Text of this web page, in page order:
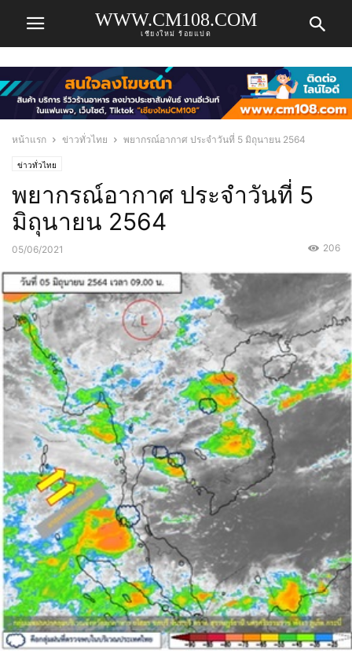
WWW.CM108.COM
เชียงใหม่ ร้อยแปด
หน้าแรก ข่าวทั่วไทย พยากรณ์อากาศ ประจำวันที่ 5 มิถุนายน 2564
ข่าวทั่วไทย
พยากรณ์อากาศ ประจำวันที่ 5
มิถุนายน 2564
05/06/2021 206